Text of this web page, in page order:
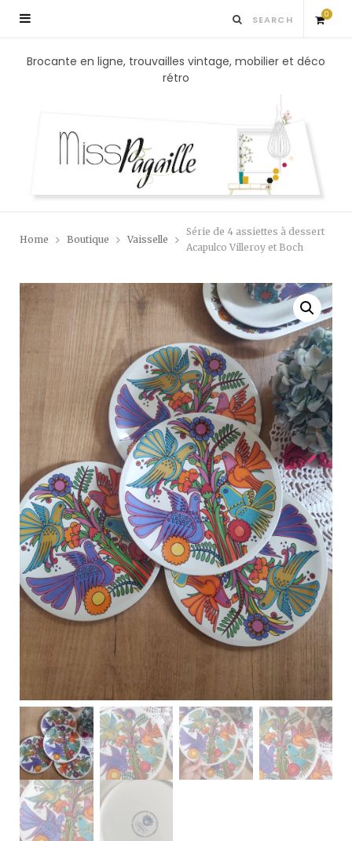
0
S
p
n
g
C
a
r
t
Brocante en ligne, trouvailles vintage, mobilier et déco
rétro
Home Boutique Vaisselle
Série de 4 assiettes à dessert
Acapulco Villeroy et Boch